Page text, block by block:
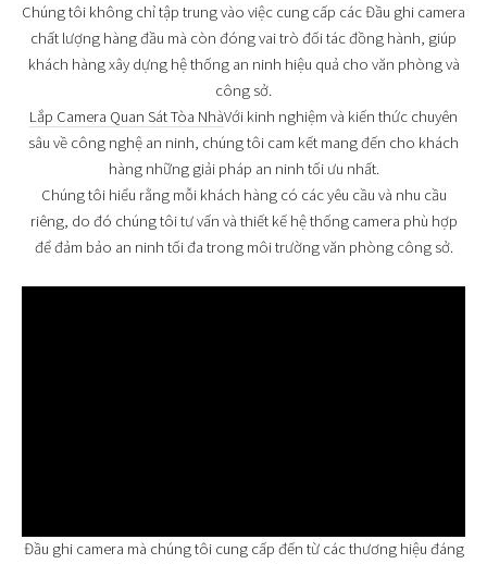
Chúng tôi không chỉ tập trung vào việc cung cấp các Đầu ghi camera
chất lượng hàng đầu mà còn đóng vai trò đối tác đồng hành, giúp
khách hàng xây dựng hệ thống an ninh hiệu quả cho văn phòng và
công sở.
Lắp Camera Quan Sát Tòa NhàVới kinh nghiệm và kiến thức chuyên
sâu về công nghệ an ninh, chúng tôi cam kết mang đến cho khách
hàng những giải pháp an ninh tối ưu nhất.
Chúng tôi hiểu rằng mỗi khách hàng có các yêu cầu và nhu cầu
riêng, do đó chúng tôi tư vấn và thiết kế hệ thống camera phù hợp
để đảm bảo an ninh tối đa trong môi trường văn phòng công sở.
Đầu ghi camera mà chúng tôi cung cấp đến từ các thương hiệu đáng